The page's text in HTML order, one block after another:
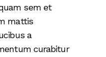
sem et
mattis
a
curabitur